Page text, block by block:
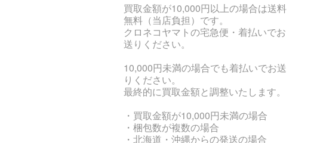
買取金額が10,000円以上の場合は送料
無料（当店負担）です。
クロネコヤマトの宅急便・着払いでお
送りください。
10,000円未満の場合でも着払いでお送
りください。
最終的に買取金額と調整いたします。
・買取金額が10,000円未満の場合
・梱包数が複数の場合
・北海道・沖縄からの発送の場合